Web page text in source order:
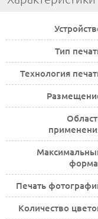
Тип
Технология
Печать
Количество